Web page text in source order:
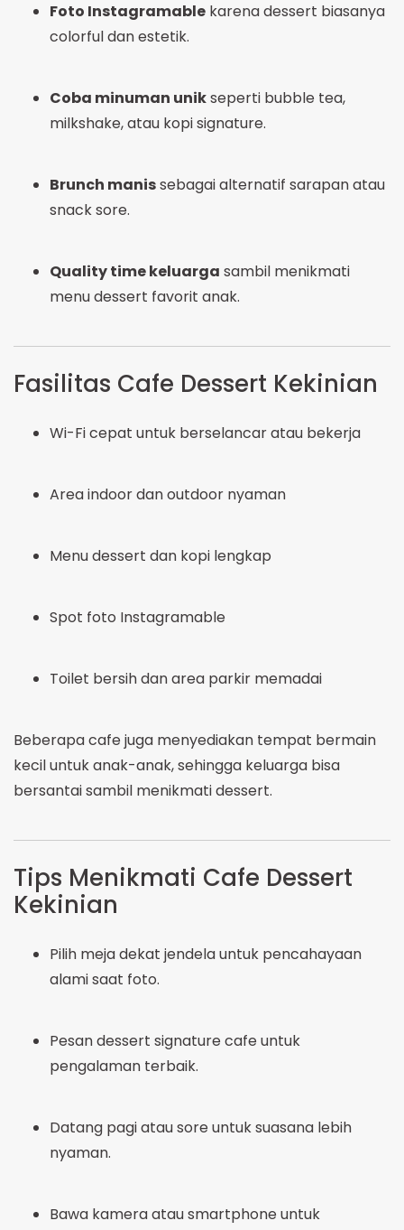
Foto Instagramable karena dessert biasanya
colorful dan estetik.
Coba minuman unikseperti bubble tea,
milkshake, atau kopi signature.
Brunch manissebagai alternatif sarapan atau
snack sore.
Quality time keluarga sambil menikmati
menu dessert favorit anak.
Fasilitas Cafe Dessert Kekinian
Wi-Fi cepat untuk berselancar atau bekerja
Area indoor dan outdoor nyaman
Menu dessert dan kopi lengkap
Spot foto Instagramable
Toilet bersih dan area parkir memadai
Beberapa cafe juga menyediakan tempat bermain
kecil untuk anak-anak, sehingga keluarga bisa
bersantai sambil menikmati dessert.
Tips Menikmati Cafe Dessert
Kekinian
Pilih meja dekat jendela untuk pencahayaan
alami saat foto.
Pesan dessert signature cafe untuk
pengalaman terbaik.
Datang pagi atau sore untuk suasana lebih
nyaman.
Bawa kamera atau smartphone untuk